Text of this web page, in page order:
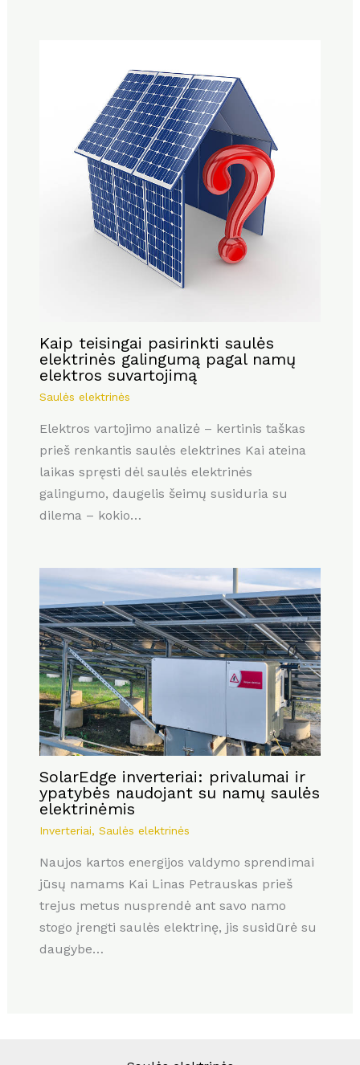
Kaip teisingai pasirinkti saulės
elektrinės galingumą pagal namų
elektros suvartojimą
Saulės elektrinės
Elektros vartojimo analizė – kertinis taškas
prieš renkantis saulės elektrines Kai ateina
laikas spręsti dėl saulės elektrinės
galingumo, daugelis šeimų susiduria su
dilema – kokio…
SolarEdge inverteriai: privalumai ir
ypatybės naudojant su namų saulės
elektrinėmis
Inverteriai, Saulės elektrinės
Naujos kartos energijos valdymo sprendimai
jūsų namams Kai Linas Petrauskas prieš
trejus metus nusprendė ant savo namo
stogo įrengti saulės elektrinę, jis susidūrė su
daugybe…